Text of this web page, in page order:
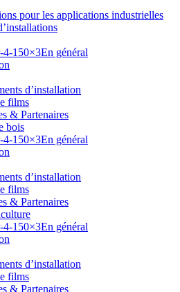
pour les applications industrielles
En général
d’installation
films
& Partenaires
bois
En général
d’installation
films
& Partenaires
En général
d’installation
films
& Partenaires